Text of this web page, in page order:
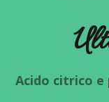
Acido citrico